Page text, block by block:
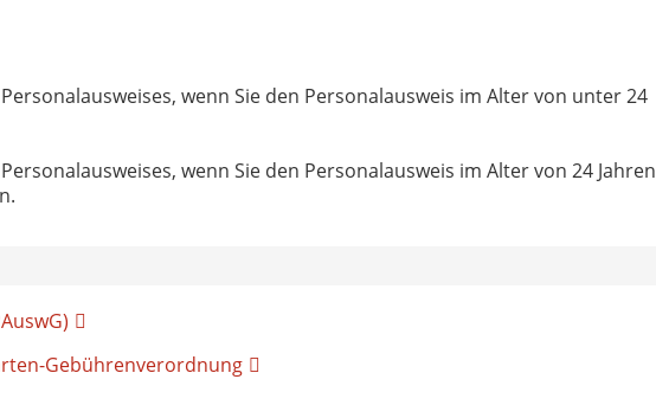
wenn Sie den Personalausweis im Alter von unter 24
wenn Sie den Personalausweis im Alter von 24 Jahren
Gebührenverordnung